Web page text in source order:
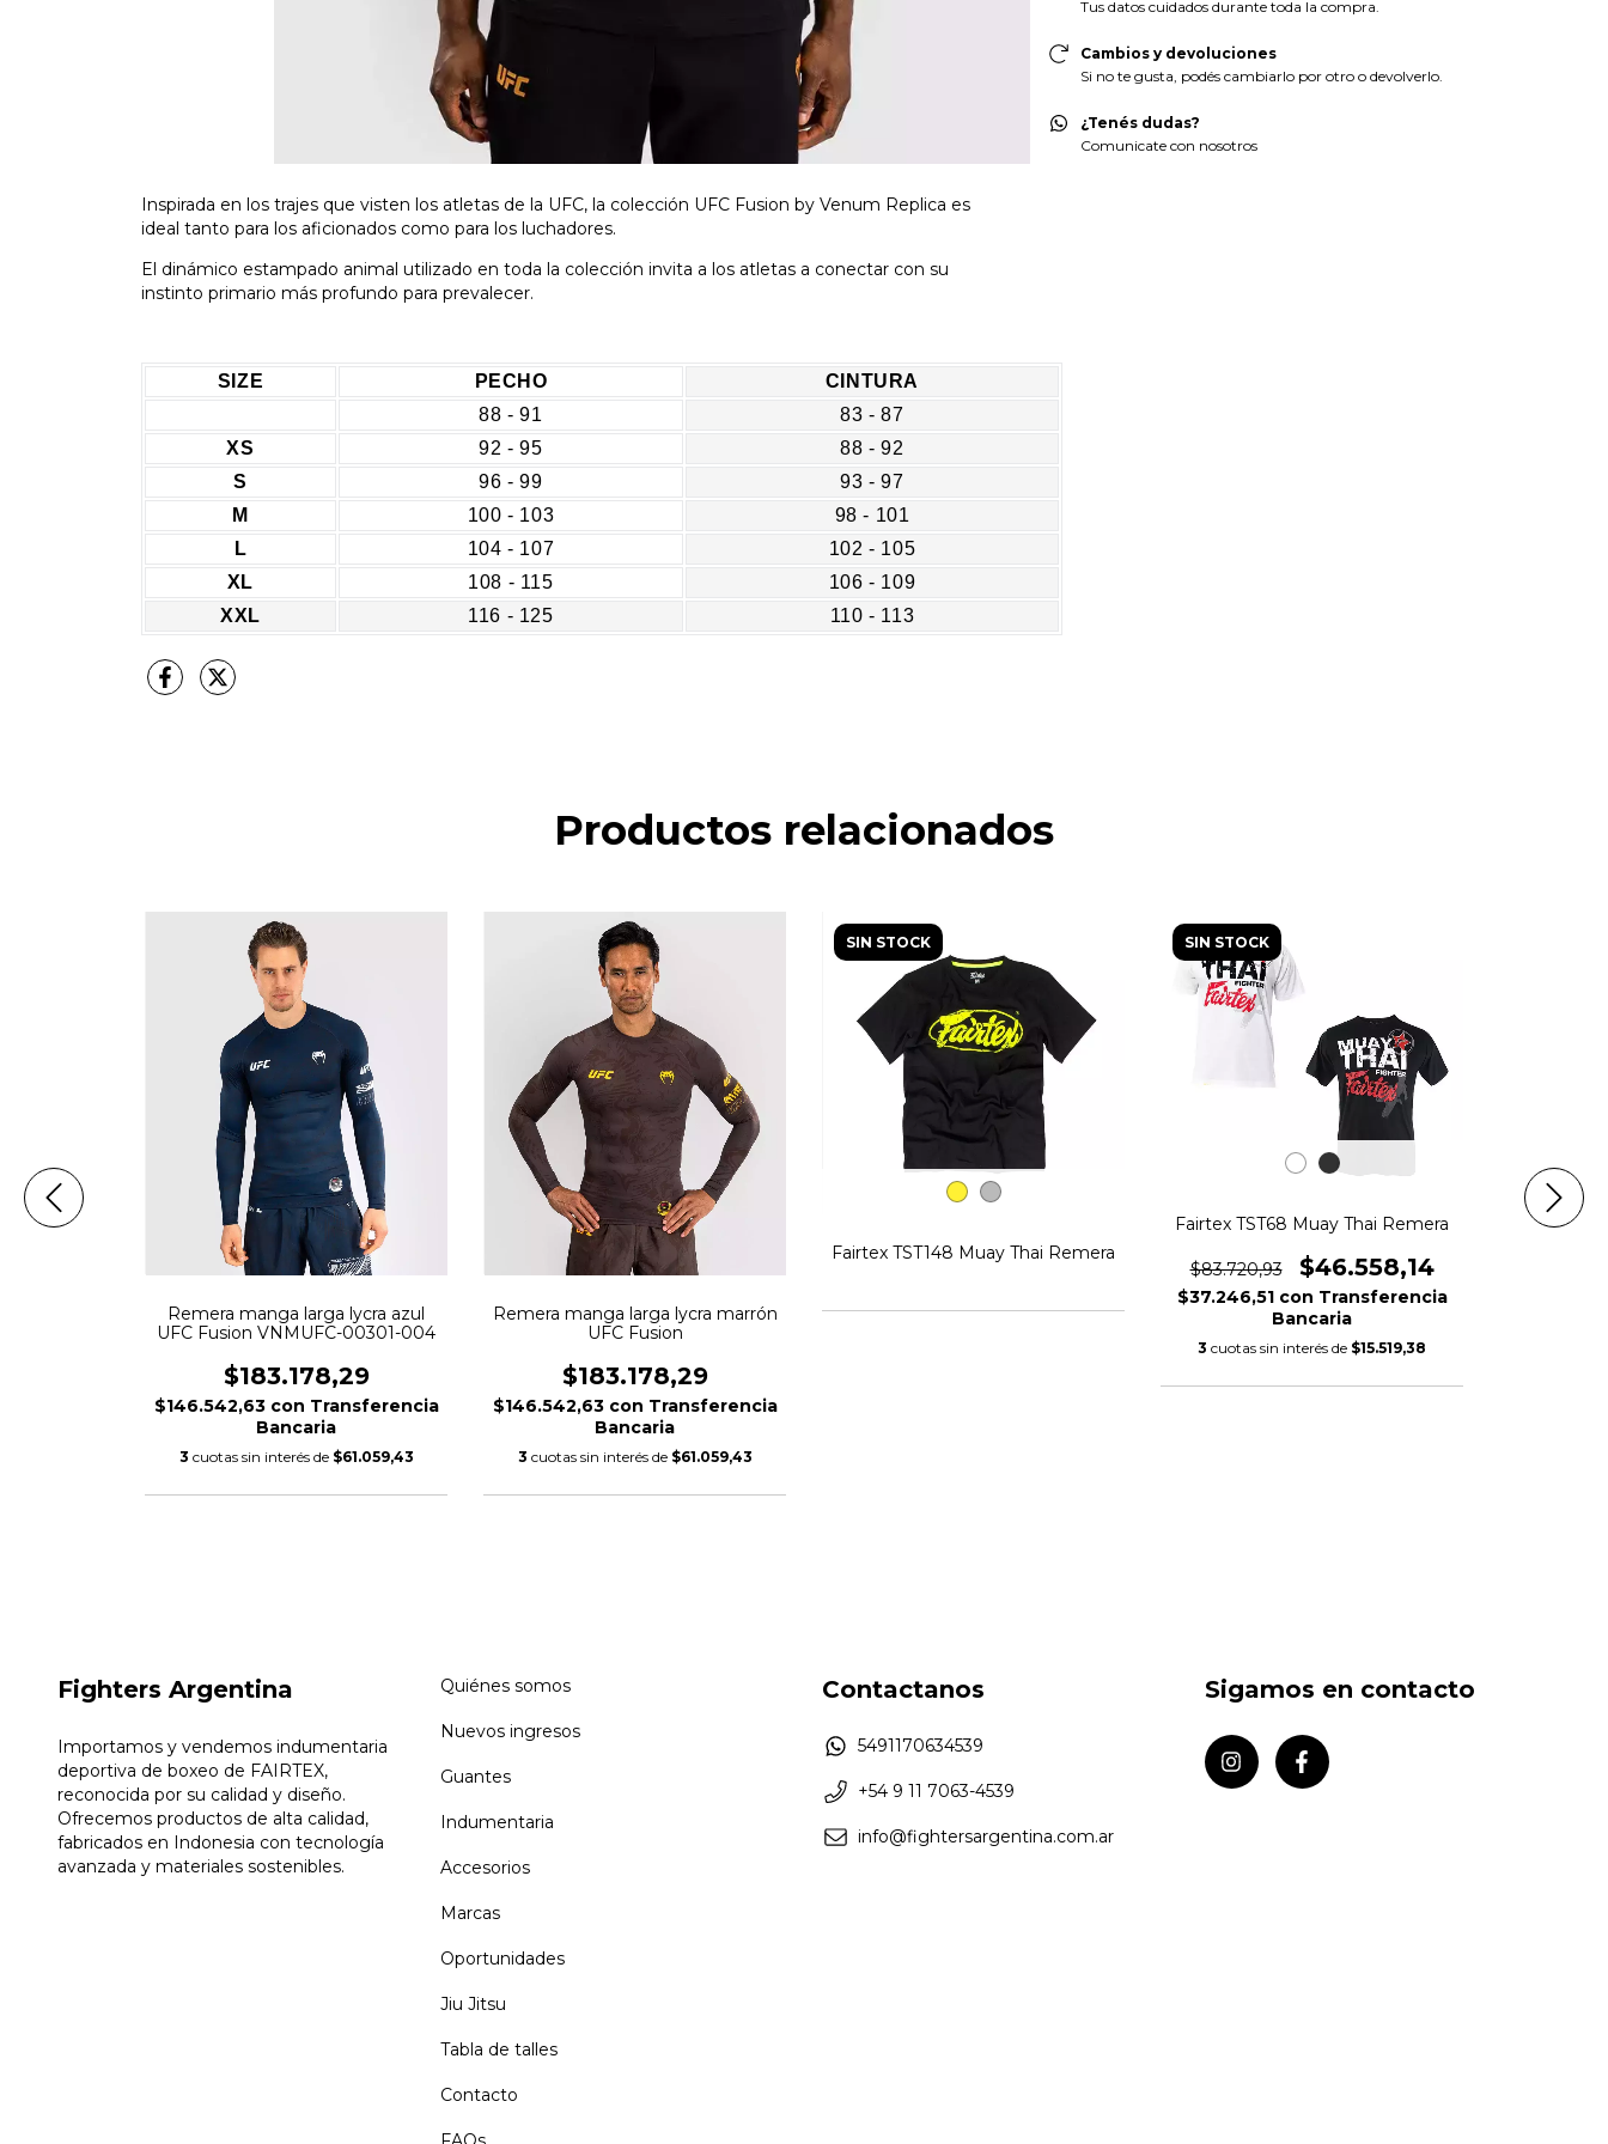
Inspirada en los trajes que visten los atletas de la UFC, la colección UFC Fusion by Venum Replica es
ideal tanto para los aficionados como para los luchadores.
El dinámico estampado animal utilizado en toda la colección invita a los atletas a conectar con su
instinto primario más profundo para prevalecer.
SIZE PECHO
CINTURA
88 - 91
83 - 87
XS
92 - 95
88 - 92
S
96 - 99
93 - 97
M
100 - 103
98 - 101
L
104 - 107
102 - 105
XL
108 - 115
106 - 109
XXL
116 - 125 110 - 113
Tus datos cuidados durante toda la compra.
Cambios y devoluciones
Si no te gusta, podés cambiarlo por otro o devolverlo.
¿Tenés dudas?
Comunicate con nosotros
Productos relacionados
Remera manga larga lycra azul
UFC Fusion VNMUFC-00301-004
$183.178,29
$146.542,63 con Transferencia
Bancaria
3 cuotas sin interés de $61.059,43
Remera manga larga lycra marrón
UFC Fusion
$183.178,29
$146.542,63 con Transferencia
Bancaria
3 cuotas sin interés de $61.059,43
SIN STOCK
Fairtex TST148 Muay Thai Remera
SIN STOCK
Fairtex TST68 Muay Thai Remera
$83.720,93 $46.558,14
$37.246,51 con Transferencia
Bancaria
3 cuotas sin interés de $15.519,38
Fighters Argentina
Importamos y vendemos indumentaria
deportiva de boxeo de FAIRTEX,
reconocida por su calidad y diseño.
Ofrecemos productos de alta calidad,
fabricados en Indonesia con tecnología
avanzada y materiales sostenibles.
Quiénes somos
Nuevos ingresos
Guantes
Indumentaria
Accesorios
Marcas
Oportunidades
Jiu Jitsu
Tabla de talles
Contacto
Contactanos
5491170634539
+54 9 11 7063-4539
info@fightersargentina.com.ar
Sigamos en contacto